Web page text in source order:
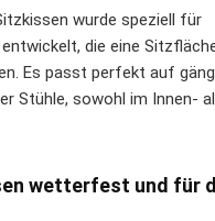
wurde speziell für
die eine
Es passt perfekt auf
Stühle, sowohl im Innen-
wetterfest und für